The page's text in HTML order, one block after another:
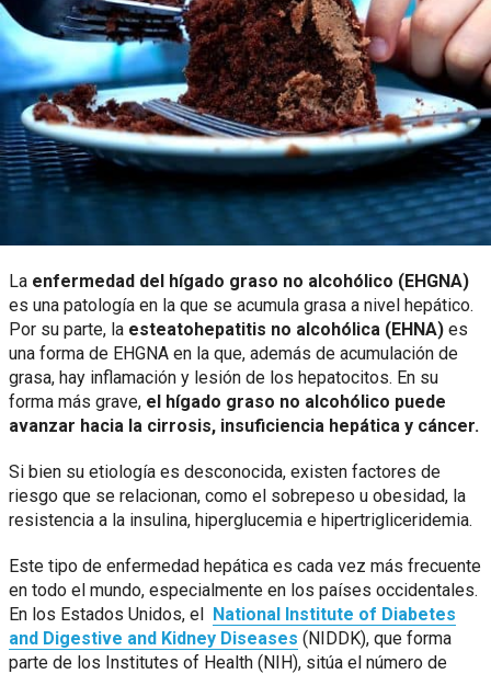
La enfermedad del hígado graso no alcohólico (EHGNA)
es una patología en la que se acumula grasa a nivel hepático.
Por su parte, la esteatohepatitis no alcohólica (EHNA) es
una forma de EHGNA en la que, además de acumulación de
grasa, hay inflamación y lesión de los hepatocitos. En su
forma más grave, el hígado graso no alcohólico puede
avanzar hacia la cirrosis, insuficiencia hepática y cáncer.
Si bien su etiología es desconocida, existen factores de
riesgo que se relacionan, como el sobrepeso u obesidad, la
resistencia a la insulina, hiperglucemia e hipertrigliceridemia.
Este tipo de enfermedad hepática es cada vez más frecuente
en todo el mundo, especialmente en los países occidentales.
En los Estados Unidos, el
National Institute of Diabetes
and Digestive and Kidney Diseases (NIDDK), que forma
parte de los Institutes of Health (NIH), sitúa el número de